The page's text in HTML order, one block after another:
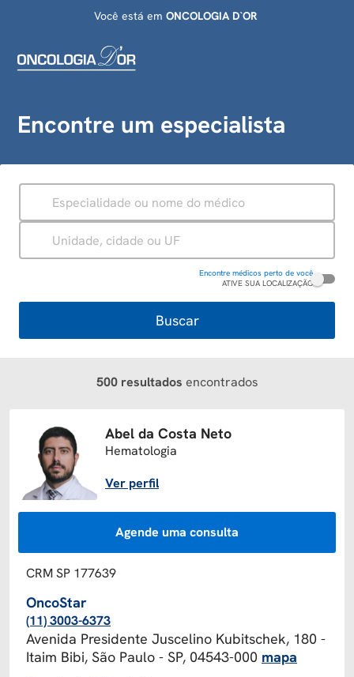
Você está em ONCOLOGIA D`OR
Encontre um especialista
ESPECIALIDADE
UNIDADE
Encontre médicos perto de você
ATIVE SUA LOCALIZAÇÃO
Buscar
500 resultados encontrados
Abel da Costa Neto
Hematologia
Ver perfil
Agende uma consulta
CRM SP 177639
OncoStar
(11) 3003-6373
Avenida Presidente Juscelino Kubitschek, 180 -
Itaim Bibi, São Paulo - SP, 04543-000 mapa